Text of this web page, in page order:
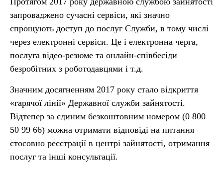
запроваджено сучасні сервіси, які значно
спрощують доступ до послуг Служби, в тому числі
через електронні сервіси. Це і електронна черга,
послуга відео-резюме та онлайн-співбесіди
безробітних з роботодавцями і т.д.
Значним досягненням 2017 року стало відкриття
«гарячої лінії» Державної служби зайнятості.
Відтепер за єдиним безкоштовним номером (0 800
50 99 66) можна отримати відповіді на питання
стосовно реєстрації в центрі зайнятості, отримання
послуг та інші консультації.